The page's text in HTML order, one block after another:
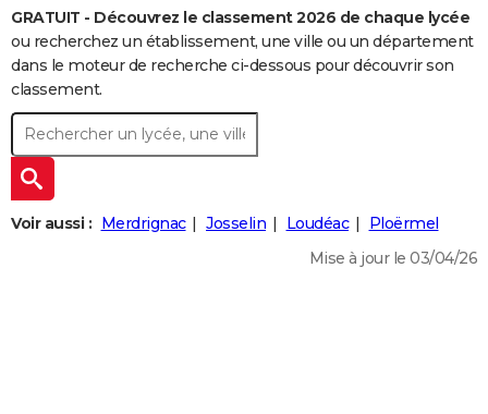
Retraite
Impôts
Epargne
Immobilier
Risques naturels par ville
Banque
Assurance
Crédit
AUTO
Essais
Réserver un essai
Citadines
Berlines
SUV
Forum auto
+
HIGH-TECH
BRICOLAGE
Forum
Aménagement intérieur
Extérieur
Cuisine
Salle de bains
Jardinage
Rangement
+WEEK-END
Guides de France
Escapades
Patrimoine
Expositions
Musées
Week-end nature
+
LIFESTYLE
GRATUIT - Découvrez le classement 2026 de chaque lycée
ou recherchez un établissement, une ville ou un département
dans le moteur de recherche ci-dessous pour découvrir son
classement.
Voir aussi : Merdrignac Josselin Loudéac
Ploërmel
Mise à jour le 03/04/26